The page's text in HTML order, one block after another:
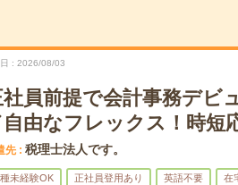
2026/08/03
員前提で会計事務デビ
自由なフレックス！時短
先 税理士法人です。
未経験OK 正社員登用あり 英語不要 在